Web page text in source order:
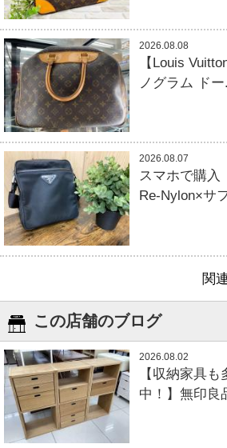
2026.08.08
【Louis
ノグラム ド
2026.08.07
スマホで購入
Re-Nylon×サ
関
この店舗のブログ
2026.08.02
【収納家具
中！】無印良